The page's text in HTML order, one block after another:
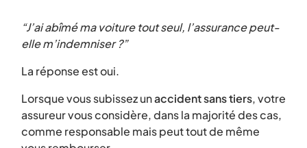
“J’ai abîmé ma voiture tout seul, l’assurance peut-
elle m’indemniser ?”
La réponse est oui.
Lorsque vous subissez unaccident sans tiers, votre
assureur vous considère, dans la majorité des cas,
comme responsable mais peut tout de même